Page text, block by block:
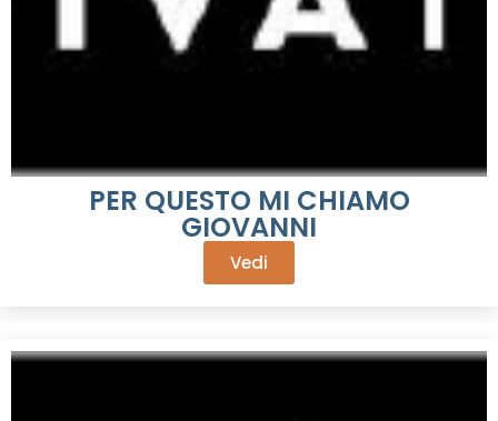
PER QUESTO MI CHIAMO
GIOVANNI
Vedi